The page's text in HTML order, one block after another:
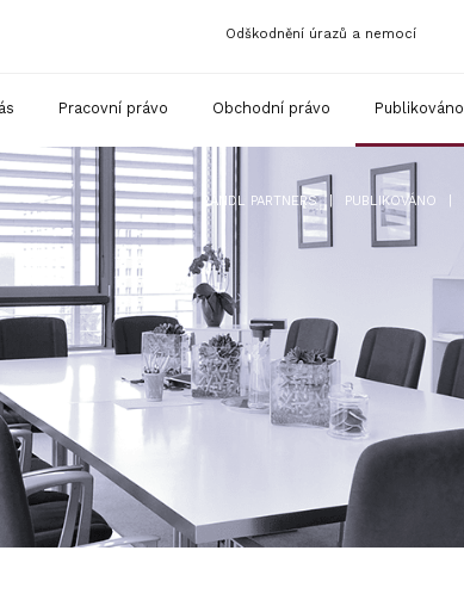
Odškodnění úrazů a nemocí
Pracovní právo Obchodní právo Publikováno
RANDL PARTNERS PUBLIKOVÁNO